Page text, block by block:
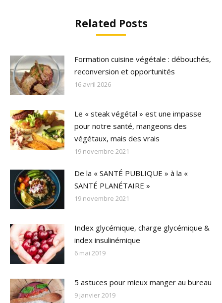
Related Posts
Formation cuisine végétale : débouchés,
reconversion et opportunités
16 avril 2026
Le « steak végétal » est une impasse
pour notre santé, mangeons des
végétaux, mais des vrais
19 novembre 2021
De la « SANTÉ PUBLIQUE » à la «
SANTÉ PLANÉTAIRE »
19 novembre 2021
Index glycémique, charge glycémique &
index insulinémique
6 mai 2019
5 astuces pour mieux manger au bureau
9 janvier 2019